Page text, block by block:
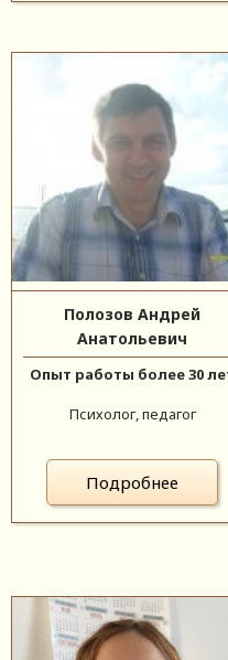
Полозов Андрей
Анатольевич
Опыт работы более 30
Психолог, педагог
Подробнее